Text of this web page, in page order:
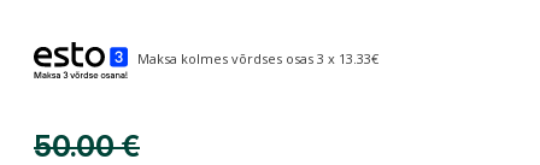
Maksa kolmes võrdses osas 3 x 13.33€
50.00€